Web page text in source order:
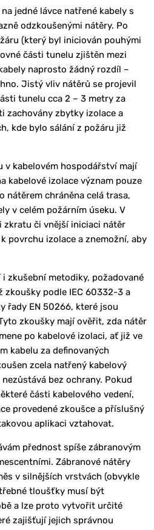
jedné lávce natřené kabely s
odzkoušenými nátěry. Po
(který byl iniciován pouhými
části tunelu zjištěn mezi
naprosto žádný rozdíl –
Jistý vliv nátěrů se projevil
tunelu cca 2 – 3 metry za
zachovány zbytky izolace a
kde bylo sálání z požáru již
v kabelovém hospodářství mají
kabelové izolace význam pouze
nátěrem chráněna celá trasa,
v celém požárním úseku. V
či vnější iniciaci nátěr
povrchu izolace a znemožní, aby
zkušební metodiky, požadované
podle IEC 60332-3 a
řady EN 50266, které jsou
zkoušky mají ověřit, zda nátěr
po kabelové izolaci, ať již ve
kabelu za definovaných
zcela natřený kabelový
bez ochrany. Pokud
části kabelového vedení,
provedené zkoušce a příslušný
aplikaci vztahovat.
přednost spíše zábranovým
Zábranové nátěry
v silnějších vrstvách (obvykle
tloušťky musí být
a lze proto vytvořit určité
zajišťují jejich správnou